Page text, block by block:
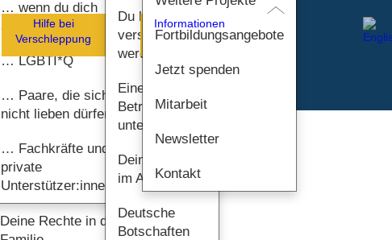
… wenn du dich
anders fühlst
… LGBTI*Q
… Paare, die sich
nicht lieben dürfen
… Fachkräfte und
private
Unterstützer:innen
Deine Rechte in der
Hilfe bei
Verschleppung
Du befürchtest
verschleppt zu
werden
Eine
Betroffene
unterstützen
Deine Rechte
im Ausland
Deutsche
Botschaften
Informationen
Fortbildungsangebote
Jetzt spenden
Mitarbeit
Newsletter
Kontakt